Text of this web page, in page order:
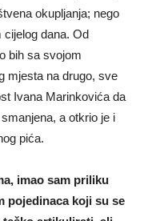
okupljanja; nego
dana. Od
bih sa svojom
mjesta na drugo, sve
Ivana Marinkovića da
a otkrio je i
pića.
imao sam priliku
pojedinaca koji su se